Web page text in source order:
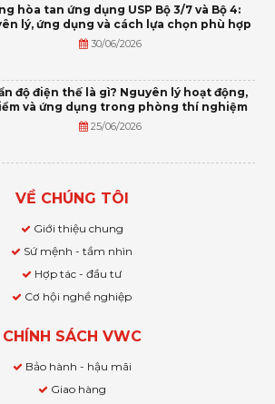
hòa tan ứng dụng USP Bộ 3/7 và Bộ 4:
lý, ứng dụng và cách lựa chọn phù hợp
30/06/2026
độ điện thế là gì? Nguyên lý hoạt động,
và ứng dụng trong phòng thí nghiệm
25/06/2026
VỀ CHÚNG TÔI
Giới thiệu chung
Sứ mệnh - tầm nhìn
Hợp tác - đầu tư
Cơ hội nghề nghiệp
CHÍNH SÁCH VWC
Bảo hành - hậu mãi
Giao hàng